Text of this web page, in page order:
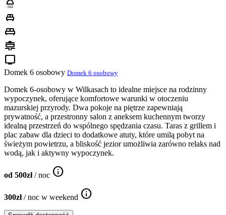
shower
single_bed
king_bed
cooking
tv
Domek 6 osobowy Domek 6 osobowy
Domek 6-osobowy w Wilkasach to idealne miejsce na rodzinny
wypoczynek, oferujące komfortowe warunki w otoczeniu
mazurskiej przyrody. Dwa pokoje na piętrze zapewniają
prywatność, a przestronny salon z aneksem kuchennym tworzy
idealną przestrzeń do wspólnego spędzania czasu. Taras z grillem i
plac zabaw dla dzieci to dodatkowe atuty, które umilą pobyt na
świeżym powietrzu, a bliskość jezior umożliwia zarówno relaks nad
wodą, jak i aktywny wypoczynek.
od 500zł / noc info
300zł / noc w weekend info